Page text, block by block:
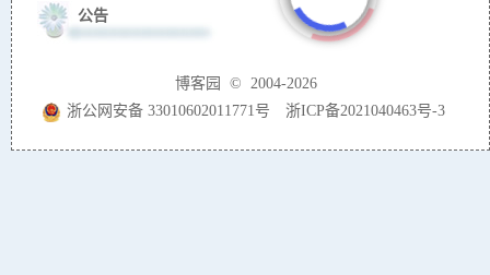
公告
博客园
© 2004-2026
浙公网安备 33010602011771号
浙ICP备2021040463号-3